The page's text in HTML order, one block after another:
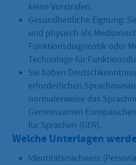
keine Vorstrafen.
Gesundheitliche Eignung:
und physisch als
Funktionsdiagnostik oder
Technologe für
Sie haben
erforderlichen
normalerweise das
Gemeinsamen
für Sprachen (GER).
Welche Unterlagen
Identitätsnachweis